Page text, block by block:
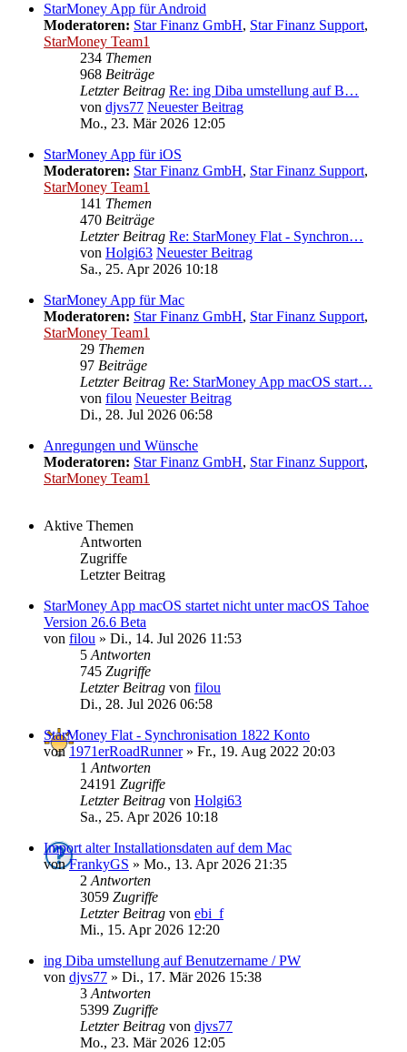
StarMoney App für Android
Moderatoren: Star Finanz GmbH, Star Finanz Support,
StarMoney Team1
234 Themen
968 Beiträge
Letzter Beitrag Re: ing Diba umstellung auf B…
von djvs77 Neuester Beitrag
Mo., 23. Mär 2026 12:05
StarMoney App für iOS
Moderatoren: Star Finanz GmbH, Star Finanz Support,
StarMoney Team1
141 Themen
470 Beiträge
Letzter Beitrag Re: StarMoney Flat - Synchron…
von Holgi63 Neuester Beitrag
Sa., 25. Apr 2026 10:18
StarMoney App für Mac
Moderatoren: Star Finanz GmbH, Star Finanz Support,
StarMoney Team1
29 Themen
97 Beiträge
Letzter Beitrag Re: StarMoney App macOS start…
von filou Neuester Beitrag
Di., 28. Jul 2026 06:58
Anregungen und Wünsche
Moderatoren: Star Finanz GmbH, Star Finanz Support,
StarMoney Team1
Aktive Themen
Antworten
Zugriffe
Letzter Beitrag
StarMoney App macOS startet nicht unter macOS Tahoe
Version 26.6 Beta
von filou » Di., 14. Jul 2026 11:53
5 Antworten
745 Zugriffe
Letzter Beitrag von filou
Di., 28. Jul 2026 06:58
StarMoney Flat - Synchronisation 1822 Konto
von1971erRoadRunner» Fr., 19. Aug 2022 20:03
1 Antworten
24191 Zugriffe
Letzter Beitrag von Holgi63
Sa., 25. Apr 2026 10:18
Import alter Installationsdaten auf dem Mac
vonFrankyGS » Mo., 13. Apr 2026 21:35
2 Antworten
3059 Zugriffe
Letzter Beitrag von ebi_f
Mi., 15. Apr 2026 12:20
ing Diba umstellung auf Benutzername / PW
von djvs77 » Di., 17. Mär 2026 15:38
3 Antworten
5399 Zugriffe
Letzter Beitrag von djvs77
Mo., 23. Mär 2026 12:05